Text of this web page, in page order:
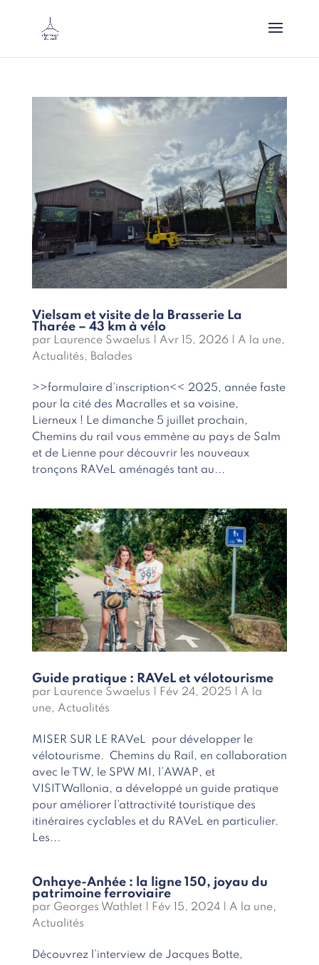
Vielsam et visite de la Brasserie La
Tharée – 43 km à vélo
par Laurence Swaelus Avr 15, 2026 A la une,
Actualités, Balades
>>formulaire d’inscription<< 2025, année faste
pour la cité des Macralles et sa voisine,
Lierneux ! Le dimanche 5 juillet prochain,
Chemins du rail vous emmène au pays de Salm
et de Lienne pour découvrir les nouveaux
tronçons RAVeL aménagés tant au...
Guide pratique : RAVeL et vélotourisme
par Laurence Swaelus | Fév 24, 2025 | A la
une, Actualités
MISER SUR LE RAVeL pour développer le
vélotourisme. Chemins du Rail, en collaboration
avec le TW, le SPW MI, l’AWAP, et
VISITWallonia, a développé un guide pratique
pour améliorer l’attractivité touristique des
itinéraires cyclables et du RAVeL en particulier.
Les...
Onhaye-Anhée : la ligne 150, joyau du
patrimoine ferroviaire
par Georges Wathlet| Fév 15, 2024| A la une,
Actualités
Découvrez l’interview de Jacques Botte,